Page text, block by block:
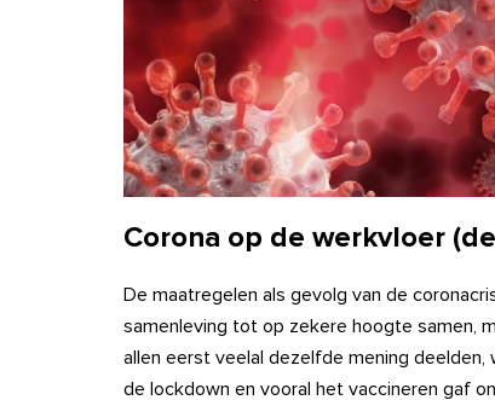
Corona op de werkvloer
De maatregelen als gevolg van de
samenleving tot op zekere hoogte samen,
allen eerst veelal dezelfde mening deelden,
de lockdown en vooral het vaccineren gaf